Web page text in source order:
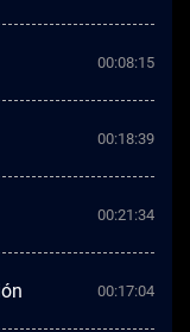
00:08:15
00:18:39
00:21:34
00:17:04